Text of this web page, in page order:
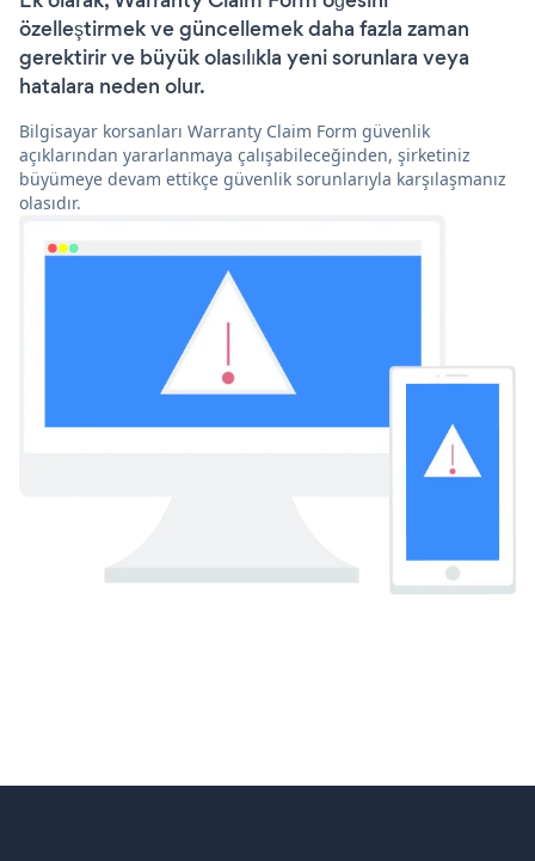
özelleştirmek ve güncellemek daha fazla zaman
gerektirir ve büyük olasılıkla yeni sorunlara veya
hatalara neden olur.
Bilgisayar korsanları Warranty Claim Form güvenlik
açıklarından yararlanmaya çalışabileceğinden, şirketiniz
büyümeye devam ettikçe güvenlik sorunlarıyla karşılaşmanız
olasıdır.